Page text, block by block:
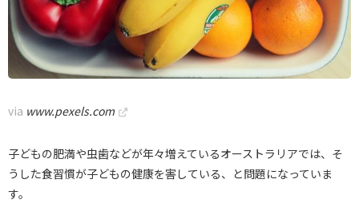
via www.pexels.com
子どもの肥満や虫歯などが年々増えているオーストラリアでは、そ
うした食習慣が子どもの健康を害している、と問題になっていま
す。